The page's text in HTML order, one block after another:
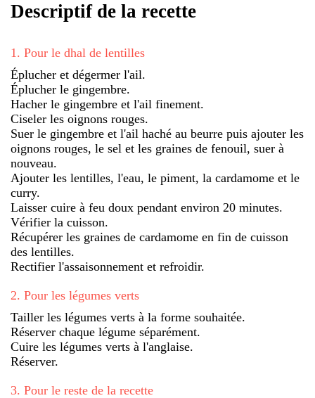
Descriptif de la recette
1 . Pour le dhal de lentilles
Éplucher et dégermer l'ail.
Éplucher le gingembre.
Hacher le gingembre et l'ail finement.
Ciseler les oignons rouges.
Suer le gingembre et l'ail haché au beurre puis ajouter les
oignons rouges, le sel et les graines de fenouil, suer à
nouveau.
Ajouter les lentilles, l'eau, le piment, la cardamome et le
curry.
Laisser cuire à feu doux pendant environ 20 minutes.
Vérifier la cuisson.
Récupérer les graines de cardamome en fin de cuisson
des lentilles.
Rectifier l'assaisonnement et refroidir.
2. Pour les légumes verts
Tailler les légumes verts à la forme souhaitée.
Réserver chaque légume séparément.
Cuire les légumes verts à l'anglaise.
Réserver.
3. Pour le reste de la recette